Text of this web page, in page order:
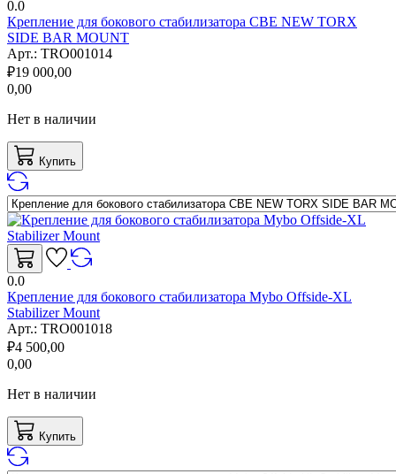
0.0
Крепление для бокового стабилизатора CBE NEW TORX
SIDE BAR MOUNT
Арт.: TRO001014
₽19 000,00
0,00
Нет в наличии
Купить
0.0
Крепление для бокового стабилизатора Mybo Offside-XL
Stabilizer Mount
Арт.: TRO001018
₽4 500,00
0,00
Нет в наличии
Купить